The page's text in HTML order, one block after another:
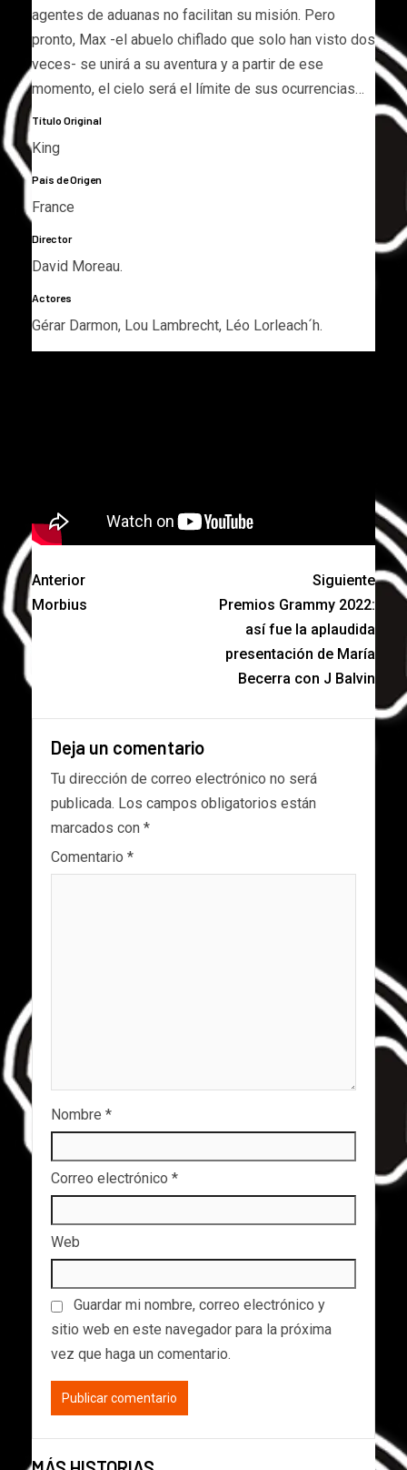
agentes de aduanas no facilitan su misión. Pero
pronto, Max -el abuelo chiflado que solo han visto dos
veces- se unirá a su aventura y a partir de ese
momento, el cielo será el límite de sus ocurrencias…
Título Original
King
País de Origen
France
Director
David Moreau.
Actores
Gérar Darmon, Lou Lambrecht, Léo Lorleach´h.
Anterior
Morbius
Siguiente
Premios Grammy 2022:
así fue la aplaudida
presentación de María
Becerra con J Balvin
Deja un comentario
Tu dirección de correo electrónico no será
publicada. Los campos obligatorios están
marcados con *
Comentario *
Nombre *
Correo electrónico *
Web
Guardar mi nombre, correo electrónico y
sitio web en este navegador para la próxima
vez que haga un comentario.